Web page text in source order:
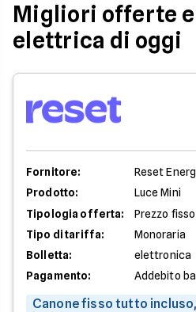
Migliori offerte
elettrica di oggi
Fornitore:
Reset
Prodotto:
Luce Mini
Tipologia offerta:
Prezzo
Tipo di tariffa:
Monoraria
Bolletta:
elettronica
Pagamento:
Addebito
Canone fisso tutto